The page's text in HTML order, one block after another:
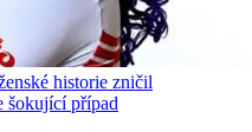
historie zničil
šokující případ